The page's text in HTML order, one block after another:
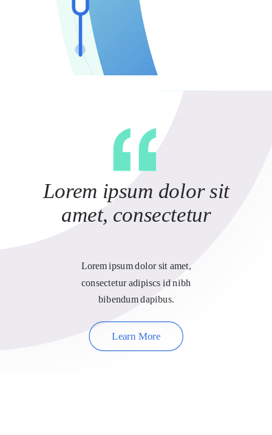
Lorem ipsum dolor sit
amet, consectetur
Lorem ipsum dolor sit amet,
consectetur adipiscs id nibh
bibendum dapibus.
Learn More